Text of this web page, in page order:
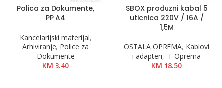
Polica za Dokumente,
PP A4
Kancelarijski materijal,
Arhiviranje, Police za
Dokumente
KM 3.40
SBOX produzni kabal 5
uticnica 220V / 16A /
1,5M
OSTALA OPREMA, Kablovi
i adapteri, IT Oprema
KM 18.50